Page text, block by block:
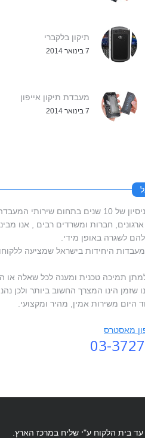
תיקון בלקברי
7 בינואר 2014
מעבדת תיקון אייפון
7 בינואר 2014
סמארטפון מאסטרס בעלת וותק וניסיון של 10
חברות ומשרדים רבים , אנו
לשגרה באופן מידי.
היחידות בישראל שמציעה
תמיכה טכנית ומענה לכל שאלה או
הינו המצרך החשוב ביותר ולכן
היום משירות אמין, מהיר ומקצועי.
מאסטרס
03-